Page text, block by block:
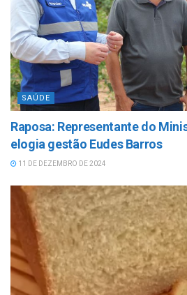
SAÚDE
Raposa: Representante do
elogia gestão Eudes Barros
11 DE DEZEMBRO DE 2024